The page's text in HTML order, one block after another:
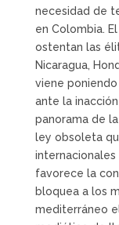
necesidad de
en Colombia.
ostentan las
Nicaragua,
viene
ante la
panorama de
ley obsoleta
favorece la
bloquea a los
mediterráneo